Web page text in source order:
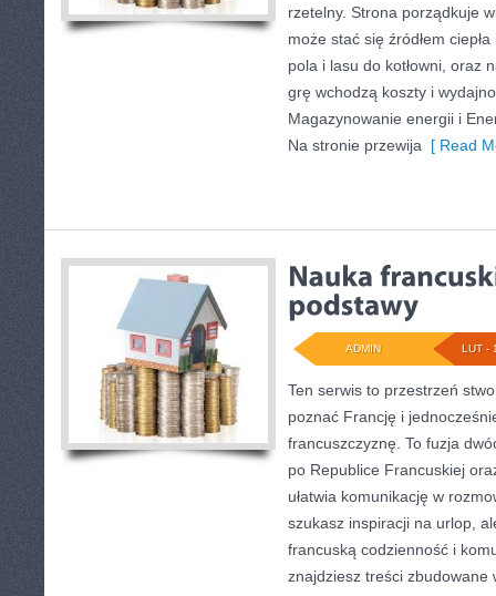
rzetelny. Strona porządkuje
może stać się źródłem
pola i lasu do kotłowni, oraz
grę wchodzą koszty i
Magazynowanie energii i
Na stronie przewija [ Read
LUT -
ADMIN
Ten serwis to przestrzeń
poznać Francję i
francuszczyznę. To fuzja
po Republice Francuskiej
ułatwia komunikację w
szukasz inspiracji na urlop,
francuską codzienność i
znajdziesz treści zbudowane